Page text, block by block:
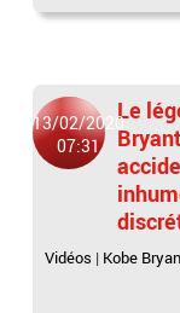
13/02/2020
07:31
Le
Vidéos | Kobe